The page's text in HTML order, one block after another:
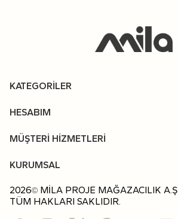
KATEGORİLER
HESABIM
MÜŞTERİ HİZMETLERİ
KURUMSAL
2026© MİLA PROJE MAĞAZACILIK A.Ş
TÜM HAKLARI SAKLIDIR.